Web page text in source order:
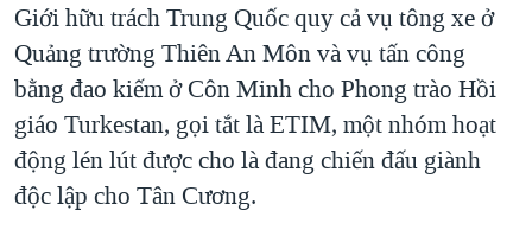
Giới hữu trách Trung Quốc quy cả vụ tông xe ở
Quảng trường Thiên An Môn và vụ tấn công
bằng đao kiếm ở Côn Minh cho Phong trào Hồi
giáo Turkestan, gọi tắt là ETIM, một nhóm hoạt
động lén lút được cho là đang chiến đấu giành
độc lập cho Tân Cương.